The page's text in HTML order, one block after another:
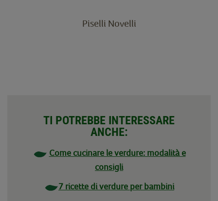
Piselli Novelli
TI POTREBBE INTERESSARE
ANCHE:
Come cucinare le verdure: modalità e
consigli
7 ricette di verdure per bambini